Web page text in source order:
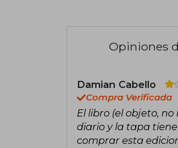
Opiniones
Damian Cabello
Compra Verificada
El libro (el objeto,
diario y la tapa
comprar esta